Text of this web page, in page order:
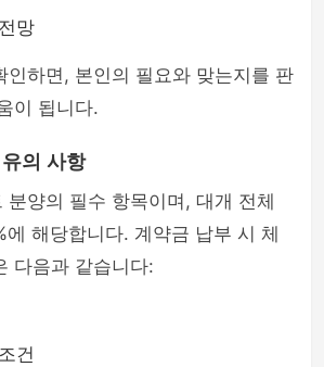
망
인하면, 본인의 필요와 맞는지를 판
이 됩니다.
의 사항
분양의 필수 항목이며, 대개 전체
에 해당합니다. 계약금 납부 시 체
다음과 같습니다:
건